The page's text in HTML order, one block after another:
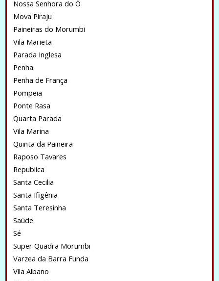
Nossa Senhora do Ó
Mova Piraju
Paineiras do Morumbi
Vila Marieta
Parada Inglesa
Penha
Penha de França
Pompeia
Ponte Rasa
Quarta Parada
Vila Marina
Quinta da Paineira
Raposo Tavares
Republica
Santa Cecilia
Santa Ifigênia
Santa Teresinha
Saúde
Sé
Super Quadra Morumbi
Varzea da Barra Funda
Vila Albano